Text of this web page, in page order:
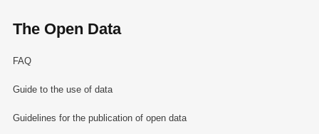
The Open Data
FAQ
Guide to the use of data
Guidelines for the publication of open data